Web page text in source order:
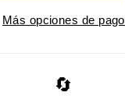
Más opciones de pago
🔄